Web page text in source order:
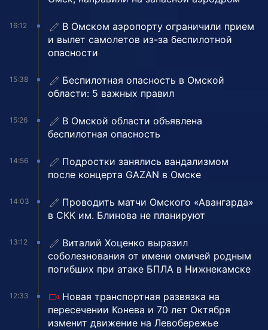
16:12
В Омском аэропорту ограничили прием
и вылет самолетов из-за беспилотной
опасности
15:38
Беспилотная опасность в Омской
области: 5 важных правил
15:26
В Омской области объявлена
беспилотная опасность
14:56
Подростки занялись вандализмом
после концерта GAZAN в Омске
14:03
Проводить матчи Омского «Авангарда»
в СКК им. Блинова не планируют
13:12
Виталий Хоценко выразил
соболезнования от имени омичей родным
погибших при атаке БПЛА в Нижнекамске
12:33
Новая транспортная развязка на
пересечении Конева и 70 лет Октября
изменит движение на Левобережье